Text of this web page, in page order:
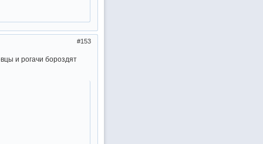
153
и рогачи бороздят